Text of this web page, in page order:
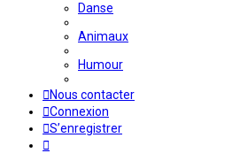
Danse
Animaux
Humour
Nous contacter
Connexion
S’enregistrer